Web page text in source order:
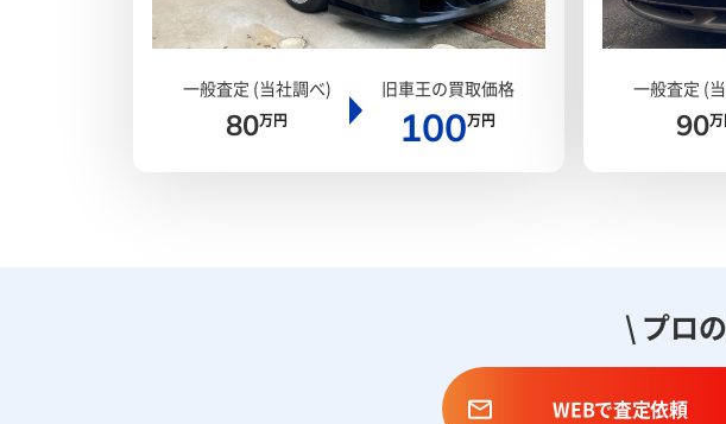
一般査定 (当社調べ)
80万円
旧車王の買取価格
100万円
一般査定 (
90
\ プロ
WEBで査定依頼